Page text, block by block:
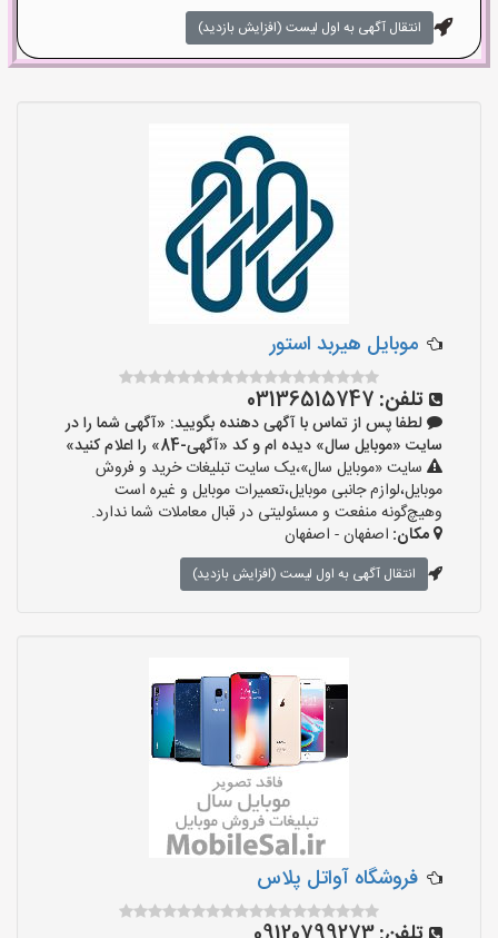
انتقال آگهی به اول لیست (افزایش بازدید)
موبایل هیربد استور
تلفن: 03136515747
لطفا پس از تماس با آگهی دهنده بگویید: «آگهی شما را در
سایت «موبایل سال» دیده ام و کد «آگهی-84» را اعلام کنید»
سایت «موبایل سال»،یک سایت تبلیغات خرید و فروش
موبایل،لوازم جانبی موبایل،تعمیرات موبایل و غیره است
وهیچ‌گونه منفعت و مسئولیتی در قبال معاملات شما ندارد.
مکان: اصفهان - اصفهان
انتقال آگهی به اول لیست (افزایش بازدید)
فروشگاه آواتل پلاس